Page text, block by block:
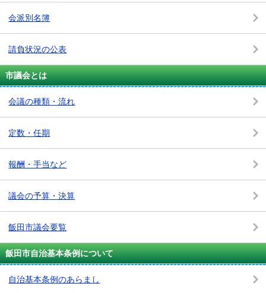
会派別名簿
請負状況の公表
市議会とは
会議の種類・流れ
定数・任期
報酬・手当など
議会の予算・決算
飯田市議会要覧
飯田市自治基本条例について
自治基本条例のあらまし